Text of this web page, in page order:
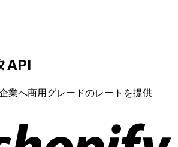
API
業へ商用グレードのレートを提供